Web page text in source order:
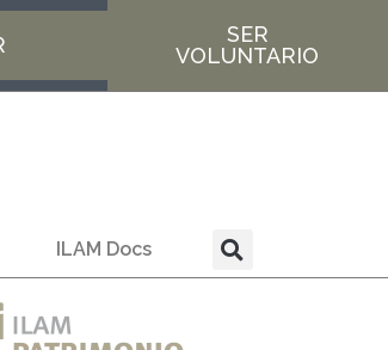
SER
VOLUNTARIO
ILAM Docs